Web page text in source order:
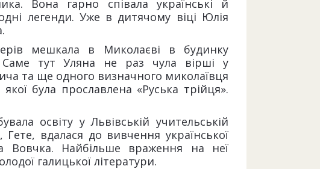
Вона гарно співала українські й
легенди. Уже в дитячому віці Юлія
мешкала в Миколаєві в будинку
тут Уляна не раз чула вірші у
та ще одного визначного миколаївця
була прославлена «Руська трійця».
освіту у Львівській учительській
вдалася до вивчення української
Вовчка. Найбільше враження на неї
галицької літератури.